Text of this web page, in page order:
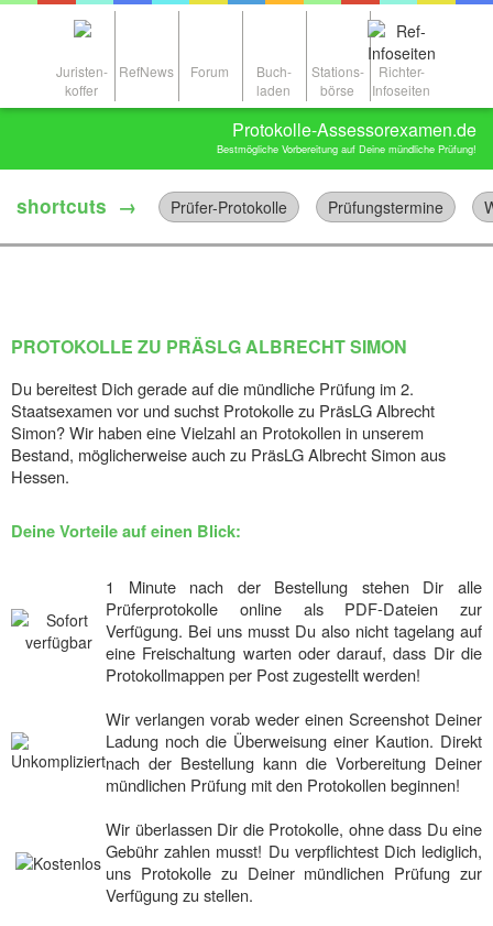
Protokolle-Assessorexamen.de
Bestmögliche Vorbereitung auf Deine mündliche Prüfung!
shortcuts → Prüfer-Protokolle Prüfungstermine
Juristen-
koffer
RefNews Forum
Buch-
laden
Stations-
börse
Richter-
Infoseiten
PROTOKOLLE ZU PRÄSLG ALBRECHT SIMON
Du bereitest Dich gerade auf die mündliche Prüfung im 2.
Staatsexamen vor und suchst Protokolle zu PräsLG Albrecht
Simon? Wir haben eine Vielzahl an Protokollen in unserem
Bestand, möglicherweise auch zu PräsLG Albrecht Simon aus
Hessen.
Deine Vorteile auf einen Blick:
1 Minute nach der Bestellung stehen Dir alle
Prüferprotokolle online als PDF-Dateien zur
Verfügung. Bei uns musst Du also nicht tagelang auf
eine Freischaltung warten oder darauf, dass Dir die
Protokollmappen per Post zugestellt werden!
Wir verlangen vorab weder einen Screenshot Deiner
Ladung noch die Überweisung einer Kaution. Direkt
nach der Bestellung kann die Vorbereitung Deiner
mündlichen Prüfung mit den Protokollen beginnen!
Wir überlassen Dir die Protokolle, ohne dass Du eine
Gebühr zahlen musst! Du verpflichtest Dich lediglich,
uns Protokolle zu Deiner mündlichen Prüfung zur
Verfügung zu stellen.